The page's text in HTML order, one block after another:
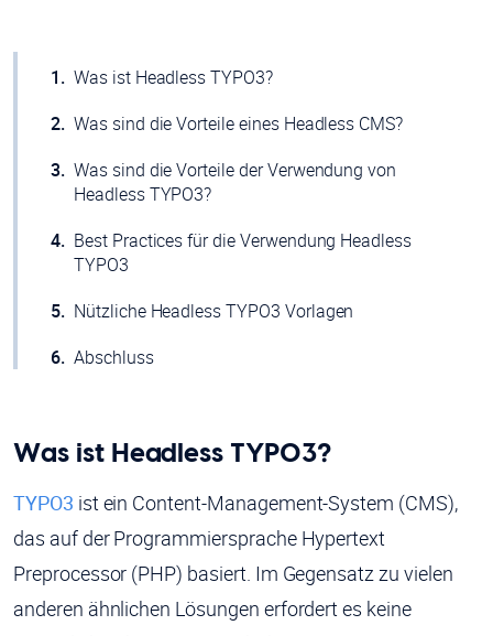
Was ist Headless TYPO3?
Was sind die Vorteile eines Headless CMS?
Was sind die Vorteile der Verwendung von
Headless TYPO3?
Best Practices für die Verwendung Headless
TYPO3
Nützliche Headless TYPO3 Vorlagen
Abschluss
Was ist Headless TYPO3?
TYPO3 ist ein Content-Management-System (CMS),
das auf der Programmiersprache Hypertext
Preprocessor (PHP) basiert. Im Gegensatz zu vielen
anderen ähnlichen Lösungen erfordert es keine